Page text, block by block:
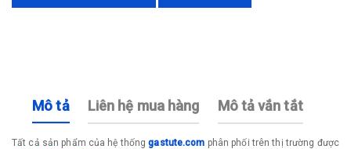
Mô tả Liên hệ mua hàng Mô tả vắn tắt
Tất cả sản phẩm của hệ thốnggastute.com phân phối trên thị trường được